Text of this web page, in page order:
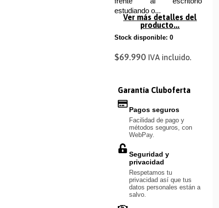
estudiando o...
Ver más detalles del
producto...
Stock disponible: 0
$69.990 IVA incluido.
Garantía Cluboferta
Pagos seguros
Facilidad de pago y
métodos seguros, con
WebPay.
Seguridad y
privacidad
Respetamos tu
privacidad así que tus
datos personales están a
salvo.